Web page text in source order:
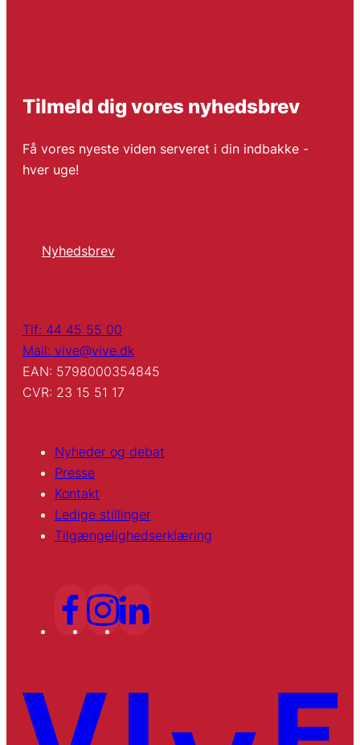
Tilmeld dig vores nyhedsbrev
Få vores nyeste viden serveret i din indbakke -
hver uge!
Nyhedsbrev
Tlf: 44 45 55 00
Mail: vive@vive.dk
EAN: 5798000354845
CVR: 23 15 51 17
Nyheder og debat
Presse
Kontakt
Ledige stillinger
Tilgængelighedserklæring